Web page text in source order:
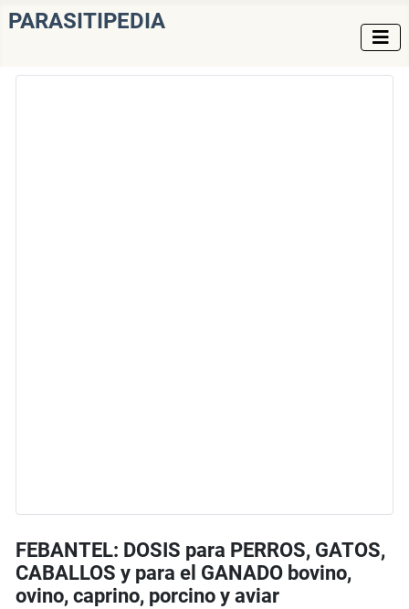
PARASITIPEDIA
FEBANTEL: DOSIS para PERROS, GATOS,
CABALLOS y para el GANADO bovino,
ovino, caprino, porcino y aviar